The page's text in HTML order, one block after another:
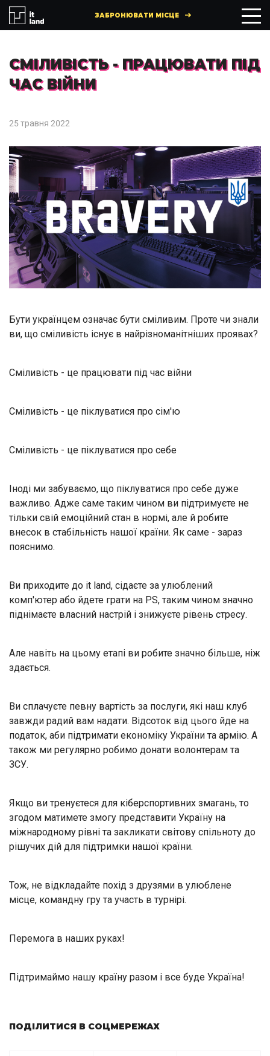
ЗАБРОНЮВАТИ МІСЦЕ
СМІЛИВІСТЬ - ПРАЦЮВАТИ ПІД
ЧАС ВІЙНИ
25 травня 2022
Бути українцем означає бути сміливим. Проте чи знали
ви, що сміливість існує в найрізноманітніших проявах?
Сміливість - це працювати під час війни
Сміливість - це піклуватися про сім'ю
Сміливість - це піклуватися про себе
Іноді ми забуваємо, що піклуватися про себе дуже
важливо. Адже саме таким чином ви підтримуєте не
тільки свій емоційний стан в нормі, але й робите
внесок в стабільність нашої країни. Як саме - зараз
пояснимо.
Ви приходите до it land, сідаєте за улюблений
комп'ютер або йдете грати на PS, таким чином значно
піднімаєте власний настрій і знижуєте рівень стресу.
Але навіть на цьому етапі ви робите значно більше, ніж
здається.
Ви сплачуєте певну вартість за послуги, які наш клуб
завжди радий вам надати. Відсоток від цього йде на
податок, аби підтримати економіку України та армію. А
також ми регулярно робимо донати волонтерам та
ЗСУ.
Якщо ви тренуєтеся для кіберспортивних змагань, то
згодом матимете змогу представити Україну на
міжнародному рівні та закликати світову спільноту до
рішучих дій для підтримки нашої країни.
Тож, не відкладайте похід з друзями в улюблене
місце, командну гру та участь в турнірі.
Перемога в наших руках!
Підтримаймо нашу країну разом і все буде Україна!
ПОДІЛИТИСЯ В СОЦМЕРЕЖАХ